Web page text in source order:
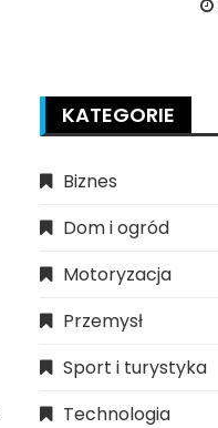
KATEGORIE
Biznes
Dom i ogród
Motoryzacja
Przemysł
Sport i turystyka
Technologia